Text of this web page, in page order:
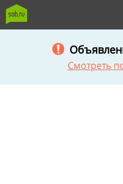
Смотреть